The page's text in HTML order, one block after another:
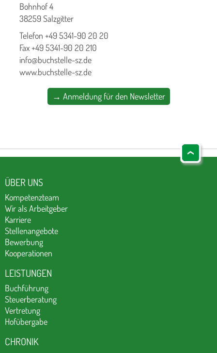
Bohnhof 4
38259 Salzgitter
Telefon +49 5341-90 20 20
Fax +49 5341-90 20 210
info@buchstelle-sz.de
www.buchstelle-sz.de
→ Anmeldung für den Newsletter
ÜBER UNS
Kompetenzteam
Wir als Arbeitgeber
Karriere
Stellenangebote
Bewerbung
Kooperationen
LEISTUNGEN
Buchführung
Steuerberatung
Vertretung
Hofübergabe
CHRONIK